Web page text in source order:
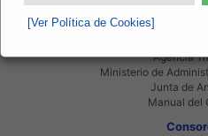
[Ver Política de Cookies]
Enlaces
Beneficiarios
Punto de
Agencia
Ministerio de
Junta de
Manual del